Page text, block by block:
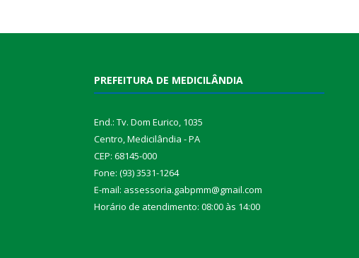
PREFEITURA DE MEDICILÂNDIA
End.: Tv. Dom Eurico, 1035
Centro, Medicilândia - PA
CEP: 68145-000
Fone: (93) 3531-1264
E-mail: assessoria.gabpmm@gmail.com
Horário de atendimento: 08:00 às 14:00